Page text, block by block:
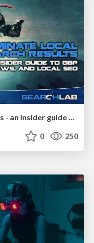
Dominate Local Search Results - an insider guide to GBP, reviews, and Local SEO
0 250